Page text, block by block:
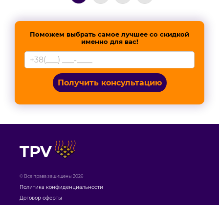
Поможем выбрать самое лучшее со скидкой
именно для вас!
Получить консультацию
TPV
© Все права защищены 2026
Политика конфиденциальности
Договор оферты